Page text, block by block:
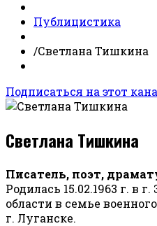
Публицистика
/Светлана Тишкина
Подписаться на этот
Светлана Тишкина
Писатель, поэт,
Родилась 15.02.1963 г. в
области в семье
г. Луганске.